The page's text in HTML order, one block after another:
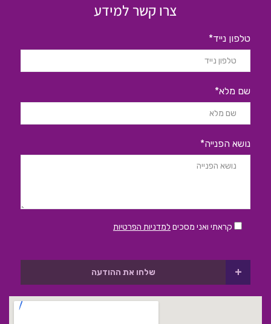
צרו קשר למידע
טלפון נייד*
שם מלא*
נושא הפנייה*
קראתי ואני מסכים למדניות הפרטיות
שלחו את ההודעה +